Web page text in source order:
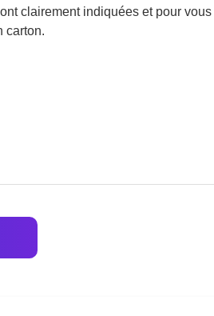
clairement indiquées et pour
carton.